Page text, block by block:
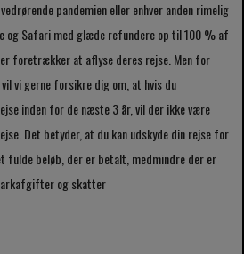
pandemien eller enhver anden rimelig
og Safari med glæde refundere op til 100 % af
foretrækker at aflyse deres rejse. Men for
vi gerne forsikre dig om, at hvis du
inden for de næste 3 år, vil der ikke være
Det betyder, at du kan udskyde din rejse for
fulde beløb, der er betalt, medmindre der er
og skatter